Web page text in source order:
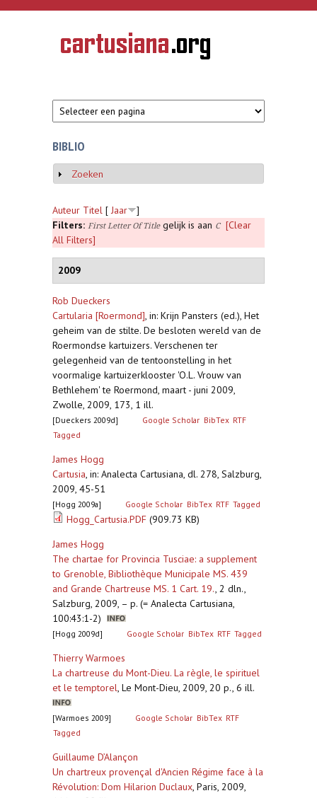
Overslaan en naar de inhoud gaan
CARTUSIANA
Geschiedenis
van de
BIBLIO
Weergeven
Zoeken
Auteur Titel [ Jaar
]
Filters: First Letter Of Titlegelijk is aan C
[Clear
All Filters]
2009
Rob Dueckers
Cartularia [Roermond], in: Krijn Pansters (ed.), Het
geheim van de stilte. De besloten wereld van de
Roermondse kartuizers. Verschenen ter
gelegenheid van de tentoonstelling in het
voormalige kartuizerklooster 'O.L. Vrouw van
Bethlehem' te Roermond, maart - juni 2009,
Zwolle, 2009, 173, 1 ill.
[Dueckers 2009d] Google Scholar BibTex RTF
Tagged
James Hogg
Cartusia, in: Analecta Cartusiana, dl. 278, Salzburg,
2009, 45-51
[Hogg 2009a] Google Scholar BibTex RTF Tagged
Hogg_Cartusia.PDF (909.73 KB)
James Hogg
The chartae for Provincia Tusciae: a supplement
to Grenoble, Bibliothèque Municipale MS. 439
and Grande Chartreuse MS. 1 Cart. 19., 2 dln.,
Salzburg, 2009, – p. (= Analecta Cartusiana,
100:43:1-2)
[Hogg 2009d] Google Scholar BibTex RTF Tagged
Thierry Warmoes
La chartreuse du Mont-Dieu. La règle, le spirituel
et le temptorel, Le Mont-Dieu, 2009, 20 p., 6 ill.
[Warmoes 2009] Google Scholar BibTex RTF
Tagged
Guillaume D’Alançon
Un chartreux provençal d'Ancien Régime face à la
Révolution: Dom Hilarion Duclaux, Paris, 2009,